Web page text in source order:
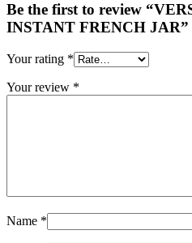
Be the first to review
INSTANT FRENCH JAR”
Your rating *
Your review *
Name *